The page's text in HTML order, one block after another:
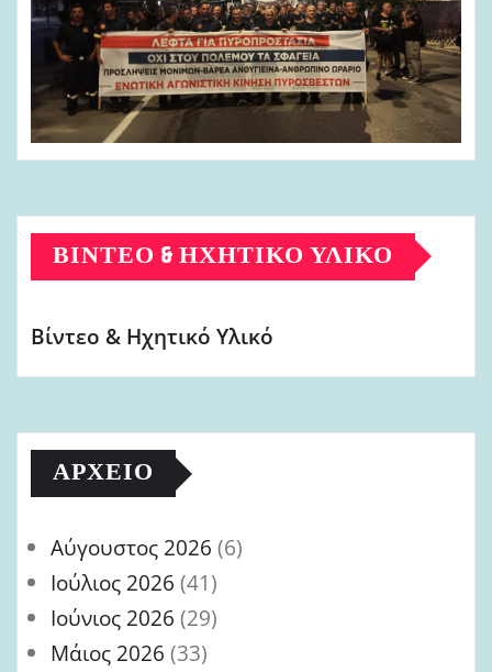
ΒΊΝΤΕΟ & ΗΧΗΤΙΚΌ ΥΛΙΚΌ
Βίντεο & Ηχητικό Υλικό
ΑΡΧΕΊΟ
Αύγουστος 2026 (6)
Ιούλιος 2026 (41)
Ιούνιος 2026 (29)
Μάιος 2026 (33)